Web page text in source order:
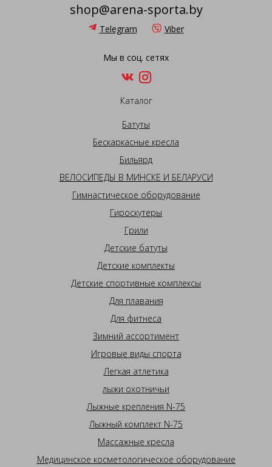
shop@arena-sporta.by
Telegram Viber
Мы в соц. сетях
Каталог
Батуты
Бескаркасные кресла
Бильярд
ВЕЛОСИПЕДЫ В МИНСКЕ И БЕЛАРУСИ
Гимнастическое оборудование
Гироскутеры
Грили
Детские батуты
Детские комплекты
Детские спортивные комплексы
Для плавания
Для фитнеса
Зимний ассортимент
Игровые виды спорта
Легкая атлетика
лыжи охотничьи
Лыжные крепления N-75
Лыжный комплект N-75
Массажные кресла
Медицинское косметологическое оборудование